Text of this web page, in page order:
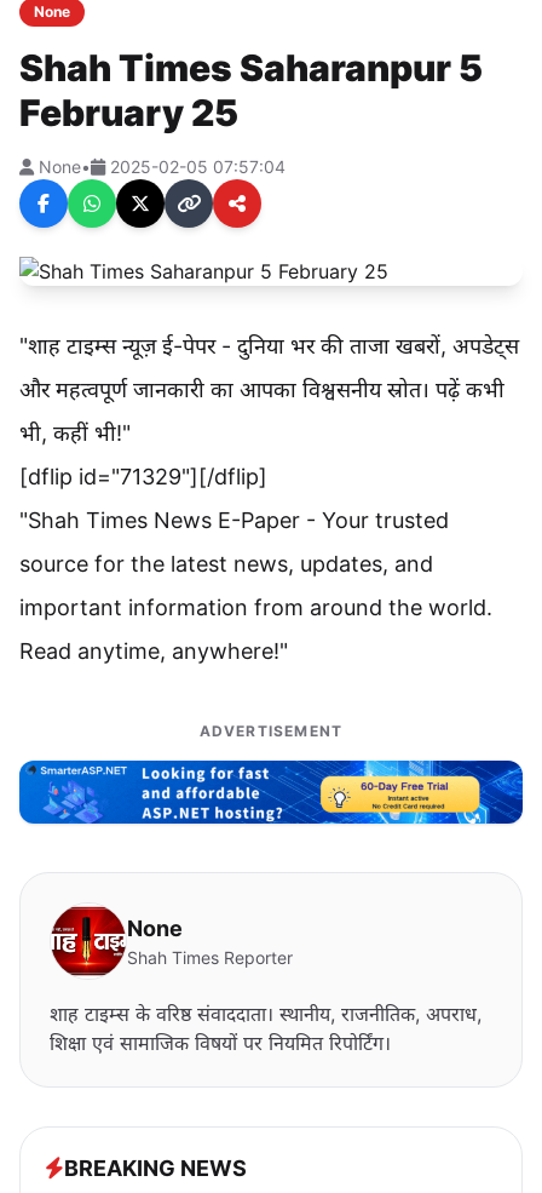
None
Shah Times Saharanpur 5
February 25
None• 2025-02-05 07:57:04
"शाह टाइम्स न्यूज़ ई-पेपर - दुनिया भर की ताजा खबरों, अपडेट्स
और महत्वपूर्ण जानकारी का आपका विश्वसनीय स्रोत। पढ़ें कभी
भी, कहीं भी!"
[dflip id="71329"][/dflip]
"Shah Times News E-Paper - Your trusted
source for the latest news, updates, and
important information from around the world.
Read anytime, anywhere!"
ADVERTISEMENT
None
Shah Times Reporter
शाह टाइम्स के वरिष्ठ संवाददाता। स्थानीय, राजनीतिक, अपराध,
शिक्षा एवं सामाजिक विषयों पर नियमित रिपोर्टिंग।
BREAKING NEWS